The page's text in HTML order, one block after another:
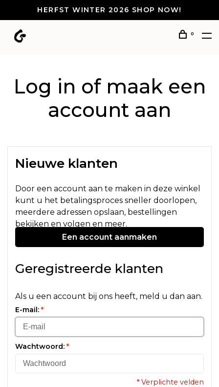
HERFST WINTER 2026 SHOP NOW!
0
Log in of maak een
account aan
Nieuwe klanten
Door een account aan te maken in deze winkel
kunt u het betalingsproces sneller doorlopen,
meerdere adressen opslaan, bestellingen
bekijken en volgen en meer.
Een account aanmaken
Geregistreerde klanten
Als u een account bij ons heeft, meld u dan aan.
E-mail: *
Wachtwoord: *
* Verplichte velden